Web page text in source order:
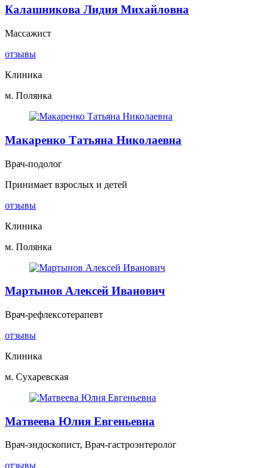
Калашникова Лидия Михайловна
Массажист
отзывы
Клиника
м. Полянка
Макаренко Татьяна Николаевна
Врач-подолог
Принимает взрослых и детей
отзывы
Клиника
м. Полянка
Мартынов Алексей Иванович
Врач-рефлексотерапевт
отзывы
Клиника
м. Сухаревская
Матвеева Юлия Евгеньевна
Врач-эндоскопист, Врач-гастроэнтеролог
отзывы